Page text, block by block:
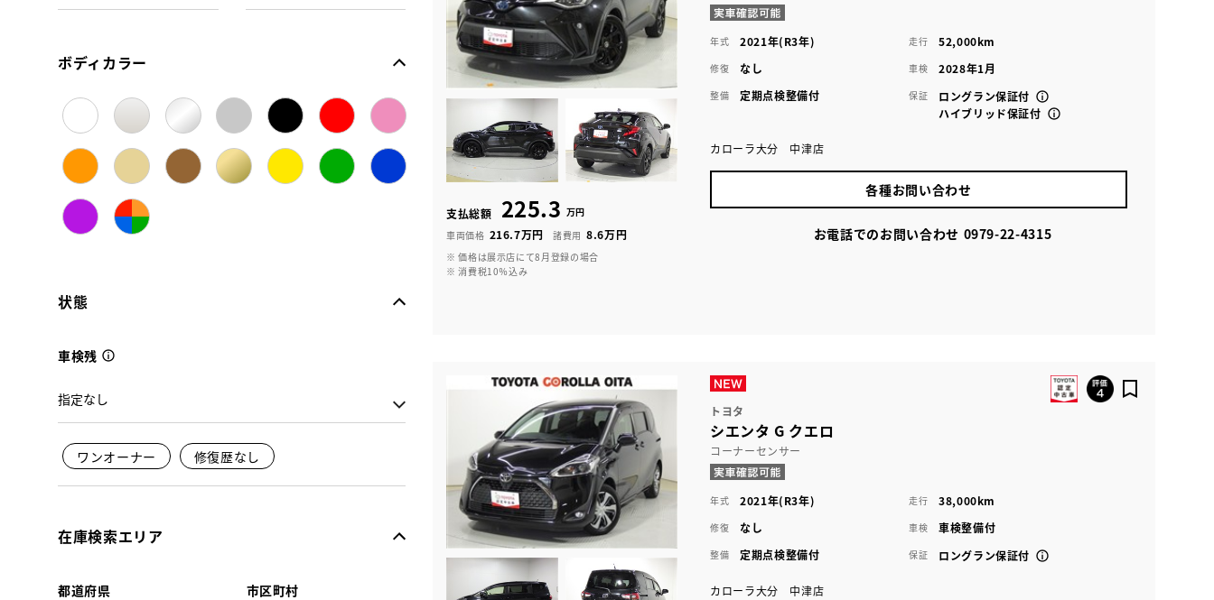
ボディカラー
状態
車検残
ワンオーナー 修復歴なし
在庫検索エリア
都道府県
市区町村
支払総額 225.3 万円
車両価格 216.7万円 諸費用 8.6万円
※ 価格は展示店にて8月登録の場合
※ 消費税10％込み
年式 2021年(R3年) 走行 52,000km
修復 なし 車検 2028年1月
整備 定期点検整備付 保証
ロングラン保証付
ハイブリッド保証付
カローラ大分 中津店
各種お問い合わせ
お電話でのお問い合わせ 0979-22-4315
トヨタ
シエンタ G クエロ
コーナーセンサー
年式 2021年(R3年) 走行 38,000km
修復 なし 車検 車検整備付
整備 定期点検整備付 保証 ロングラン保証付
カローラ大分 中津店